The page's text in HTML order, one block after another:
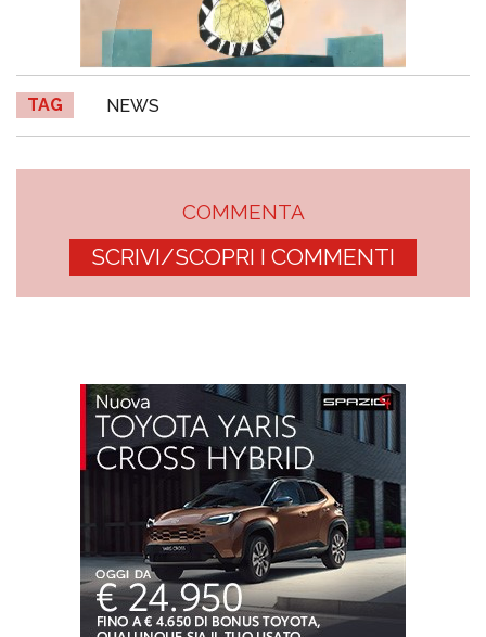
TAG NEWS
COMMENTA
SCRIVI/SCOPRI I COMMENTI